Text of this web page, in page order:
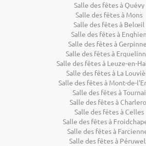
Salle des fêtes à Quévy
Salle des fêtes à Mons
Salle des fêtes à Belœil
Salle des fêtes à Enghien
Salle des fêtes à
Salle des fêtes à
Salle des fêtes à Leuze-en-
Salle des fêtes à La
Salle des fêtes à Mont-de-
Salle des fêtes à Tournai
Salle des fêtes à
Salle des fêtes à Celles
Salle des fêtes à
Salle des fêtes à
Salle des fêtes à